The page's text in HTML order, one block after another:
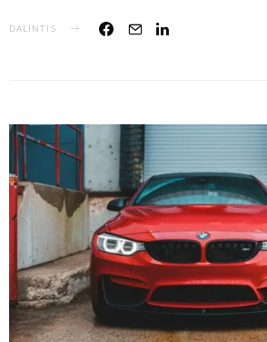
DALINTIS